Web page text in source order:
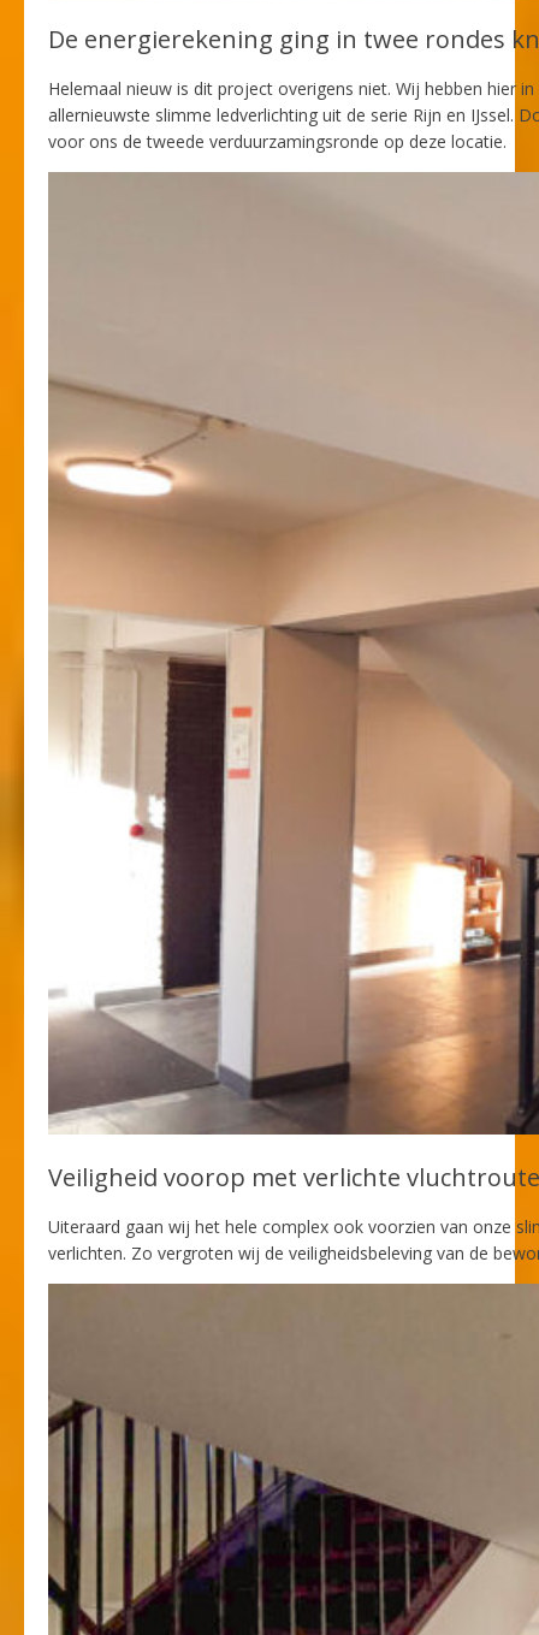
De energierekening ging in twee rondes
Helemaal nieuw is dit project overigens niet. Wij hebben hier
allernieuwste slimme ledverlichting uit de serie Rijn en IJssel.
voor ons de tweede verduurzamingsronde op deze locatie.
Veiligheid voorop met verlichte
Uiteraard gaan wij het hele complex ook voorzien van onze
verlichten. Zo vergroten wij de veiligheidsbeleving van de